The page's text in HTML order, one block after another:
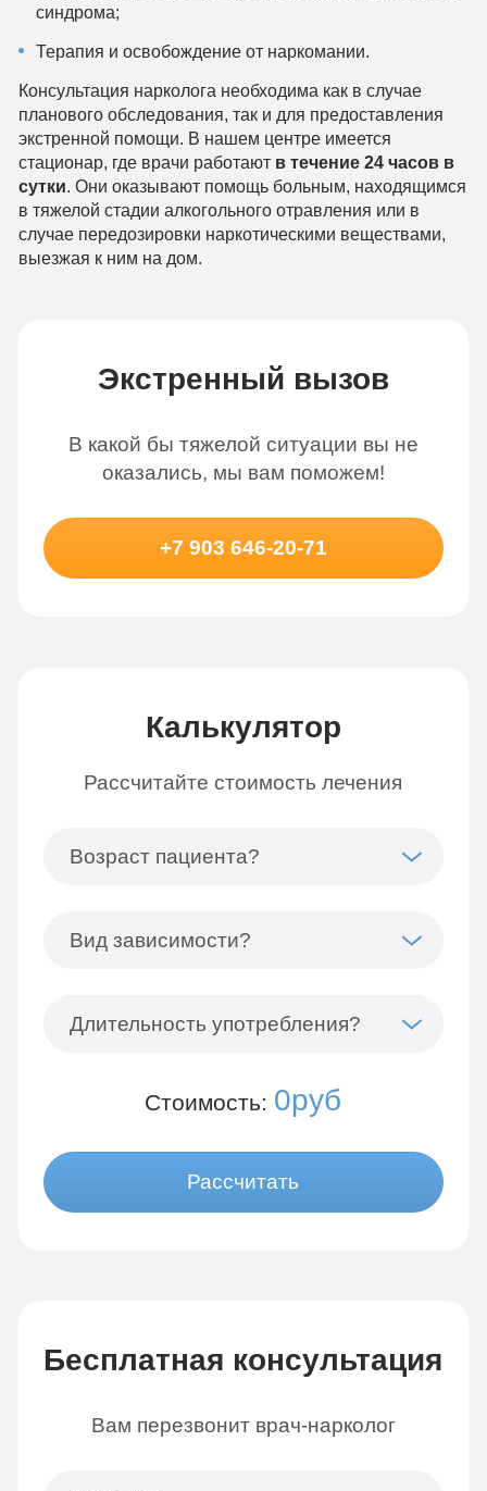
синдрома;
Терапия и освобождение от наркомании.
Консультация нарколога необходима как в случае
планового обследования, так и для предоставления
экстренной помощи. В нашем центре имеется
стационар, где врачи работают в течение 24 часов в
сутки. Они оказывают помощь больным, находящимся
в тяжелой стадии алкогольного отравления или в
случае передозировки наркотическими веществами,
выезжая к ним на дом.
Экстренный вызов
В какой бы тяжелой ситуации вы не
оказались, мы вам поможем!
+7 903 646-20-71
Калькулятор
Рассчитайте стоимость лечения
Возраст пациента?
Вид зависимости?
Длительность употребления?
Стоимость: 0руб
Рассчитать
Бесплатная консультация
Вам перезвонит врач-нарколог